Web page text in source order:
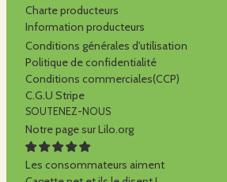
Charte producteurs
Information producteurs
Conditions générales d'utilisation
Politique de confidentialité
Conditions commerciales(CCP)
C.G.U Stripe
SOUTENEZ-NOUS
Notre page sur Lilo.org
Les consommateurs aiment